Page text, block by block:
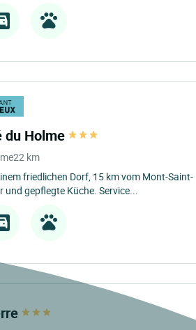
du Holme
22 km
friedlichen Dorf, 15 km vom Mont-Saint-
und gepflegte Küche. Service...